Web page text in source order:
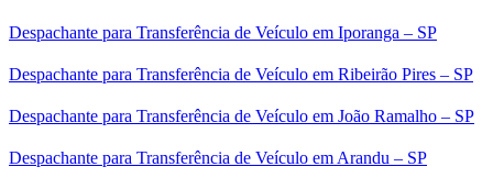
Despachante para Transferência de Veículo em Iporanga – SP
Despachante para Transferência de Veículo em Ribeirão Pires – SP
Despachante para Transferência de Veículo em João Ramalho – SP
Despachante para Transferência de Veículo em Arandu – SP